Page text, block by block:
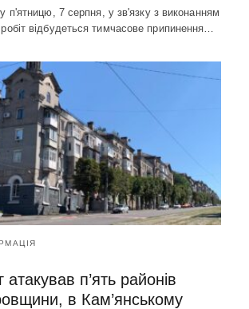
п'ятницю, 7 серпня, у зв'язку з виконанням
відбудеться тимчасове припинення…
атакував п’ять районів
в Кам’янському